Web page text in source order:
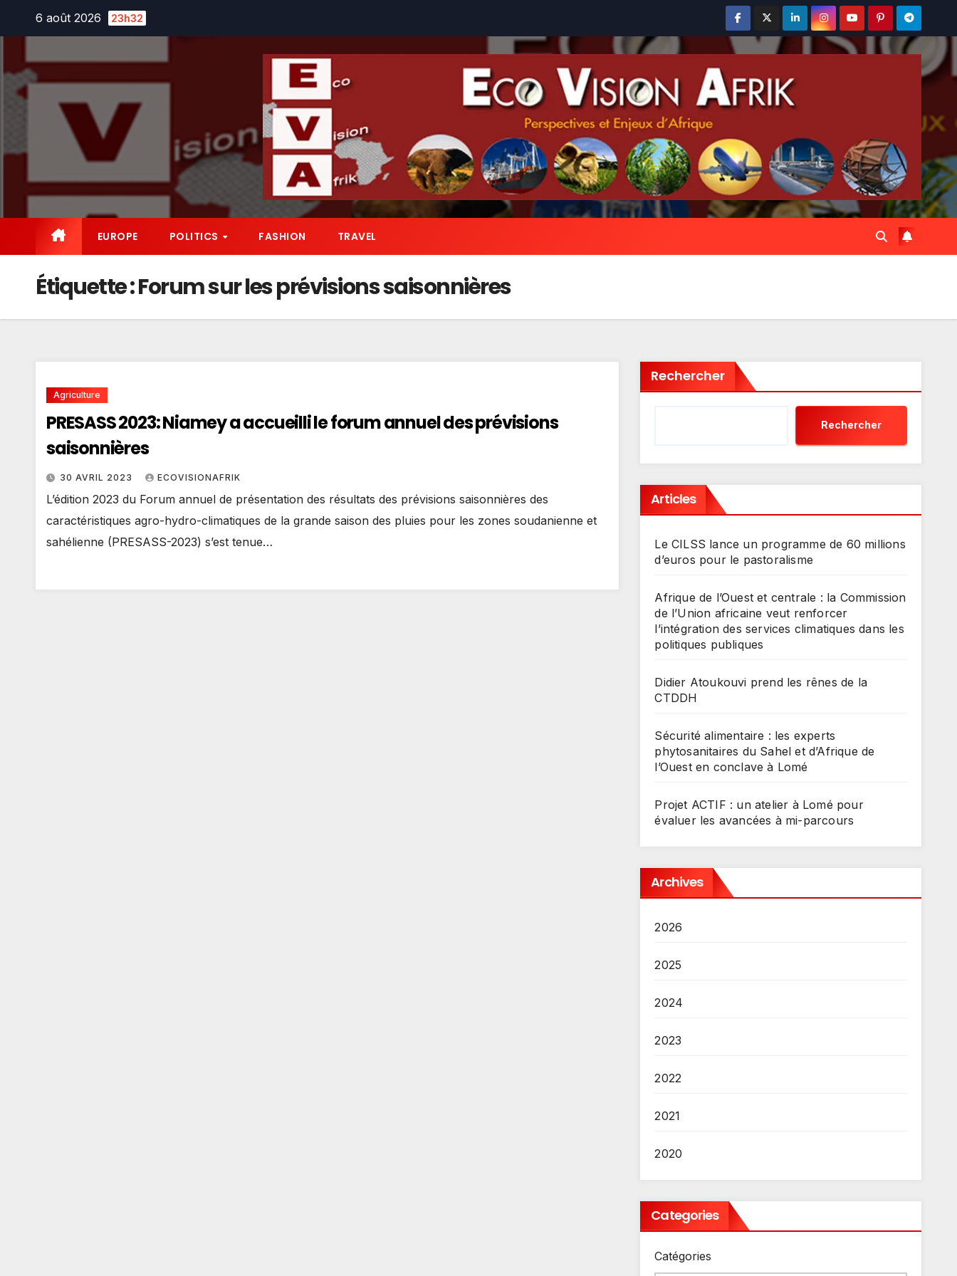
6 août 2026 23h32
EUROPE POLITICS FASHION TRAVEL
Étiquette :Forum sur les prévisions saisonnières
Agriculture
PRESASS 2023: Niamey a accueilli le forum annuel des prévisions
saisonnières
30 AVRIL 2023 ECOVISIONAFRIK
L’édition 2023 du Forum annuel de présentation des résultats des prévisions saisonnières des
caractéristiques agro-hydro-climatiques de la grande saison des pluies pour les zones soudanienne et
sahélienne (PRESASS-2023) s’est tenue…
Rechercher
Rechercher
Articles
Le CILSS lance un programme de 60 millions
d’euros pour le pastoralisme
Afrique de l’Ouest et centrale : la Commission
de l’Union africaine veut renforcer
l’intégration des services climatiques dans les
politiques publiques
Didier Atoukouvi prend les rênes de la
CTDDH
Sécurité alimentaire : les experts
phytosanitaires du Sahel et d’Afrique de
l’Ouest en conclave à Lomé
Projet ACTIF : un atelier à Lomé pour
évaluer les avancées à mi-parcours
Archives
2026
2025
2024
2023
2022
2021
2020
Categories
Catégories